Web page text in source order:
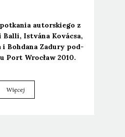
autor­skie­go z
Bal­li, Istvána Kovác­sa,
i Boh­da­na Zadu­ry pod­
Port Wro­cław 2010.
Więcej